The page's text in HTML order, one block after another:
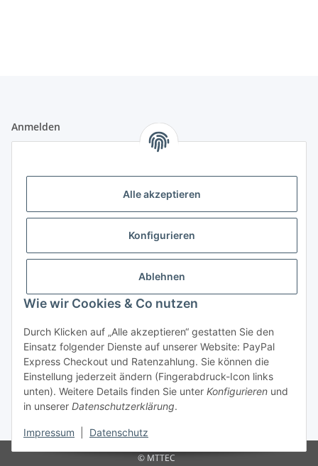
Alle akzeptieren
Konfigurieren
Ablehnen
Wie wir Cookies & Co nutzen
Durch Klicken auf „Alle akzeptieren“ gestatten Sie den
Einsatz folgender Dienste auf unserer Website: PayPal
Express Checkout und Ratenzahlung. Sie können die
Einstellung jederzeit ändern (Fingerabdruck-Icon links
unten). Weitere Details finden Sie unter Konfigurieren und
in unserer Datenschutzerklärung.
Impressum Datenschutz
Anmelden
markierten Felder sind Pflichtfelder.
Passwort
Anmelden
Neu hier?Jetzt registrieren!
Informationen
Rechtliche Informationen
© MTTEC